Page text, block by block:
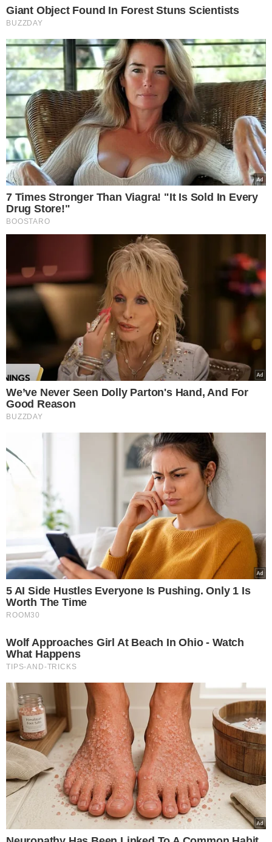
descontou, mas a reação parou por aí. A IA elegeuVini Jr
como melhor jogador do torneio
🥇Campeão: Real Madrid
🥈Vice-campeão: Manchester City
🥉3º lugar: Bayern de Munique
🏅4º lugar: PSG
A simulação deixa claro: a disputa será intensa, e os
favoritos terão que provar em campo que números e
algoritmos não vencem sozinhos.
TÓPICOS
COPA DO MUNDO DE CLUBES
MUNDIAL DE CLUBES
REAL MADRID
INTELIGÊNCIA ARTIFICIAL PREVISÃO
VEJA TAMBÉM
REFORÇO NA GÁVEA
Flamengo avança pela
contratação de Luiz
Henrique; transação de
30 milhões de euros
VEJA MAIS NOTÍCIAS